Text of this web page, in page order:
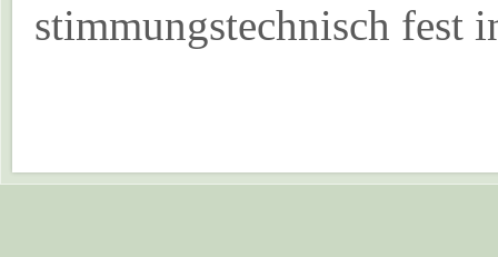
stimmungstechnisch fest